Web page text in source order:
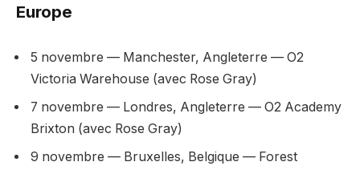
Europe
5 novembre — Manchester, Angleterre — O2
Victoria Warehouse (avec Rose Gray)
7 novembre — Londres, Angleterre — O2 Academy
Brixton (avec Rose Gray)
9 novembre — Bruxelles, Belgique — Forest